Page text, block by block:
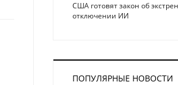
США готовят закон об
отключении ИИ
ПОПУЛЯРНЫЕ НОВОСТИ